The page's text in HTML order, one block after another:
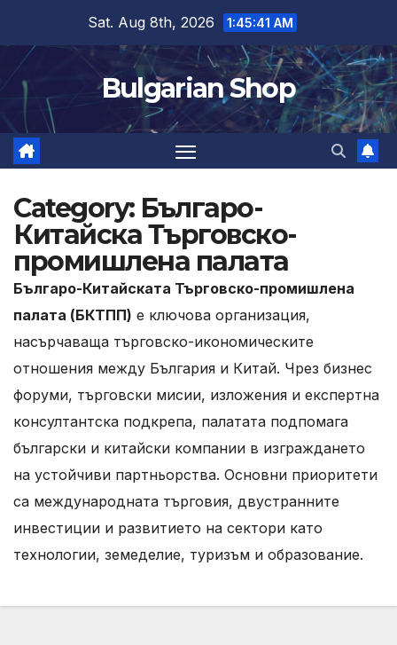
content
Sat. Aug 8th, 2026 1:45:42 AM
Bulgarian Shop
Category: Българо-
Китайска Търговско-
промишлена палата
Българо-Китайската Търговско-промишлена
палата (БКТПП) е ключова организация,
насърчаваща търговско-икономическите
отношения между България и Китай. Чрез бизнес
форуми, търговски мисии, изложения и експертна
консултантска подкрепа, палатата подпомага
български и китайски компании в изграждането
на устойчиви партньорства. Основни приоритети
са международната търговия, двустранните
инвестиции и развитието на сектори като
технологии, земеделие, туризъм и образование.